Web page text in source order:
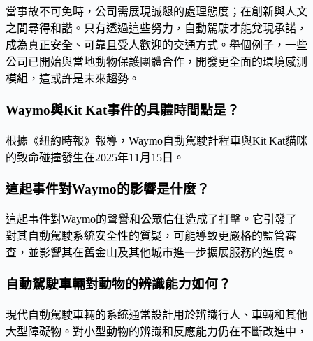
當事故不可免時，公司需展現誠懇的處理態度；在創新與人文
之間尋得和諧。只有透過這些努力，自動駕駛才能兌現承諾，
成為真正安全、可靠且受人歡迎的交通方式。舉個例子，一些
公司已開始與當地動物保護團體合作，開發更全面的環境感測
模組，這或許是未來趨勢。
Waymo與Kit Kat事件的具體時間點是？
根據《紐約時報》報導，Waymo自動駕駛計程車與Kit Kat貓咪
的致命碰撞發生在2025年11月15日。
這起事件對Waymo的影響是什麼？
這起事件對Waymo的聲譽和公眾信任造成了打擊。它引發了
對其自動駕駛系統安全性的質疑，可能導致更嚴格的監管審
查，並影響其在舊金山及其他城市進一步擴展服務的進度。
自動駕駛車輛對動物的辨識能力如何？
現代自動駕駛車輛的系統通常設計用於辨識行人、車輛和其他
大型障礙物。對小型動物的辨識和反應能力仍在不斷改進中，